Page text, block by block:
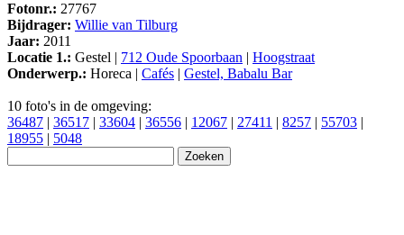
Fotonr.: 27767
Bijdrager: Willie van Tilburg
Jaar: 2011
Locatie 1.: Gestel | 712 Oude Spoorbaan | Hoogstraat
Onderwerp.: Horeca | Cafés | Gestel, Babalu Bar
10 foto's in de omgeving:
36487 | 36517 | 33604 | 36556 | 12067 | 27411 | 8257 | 55703 |
18955 | 5048